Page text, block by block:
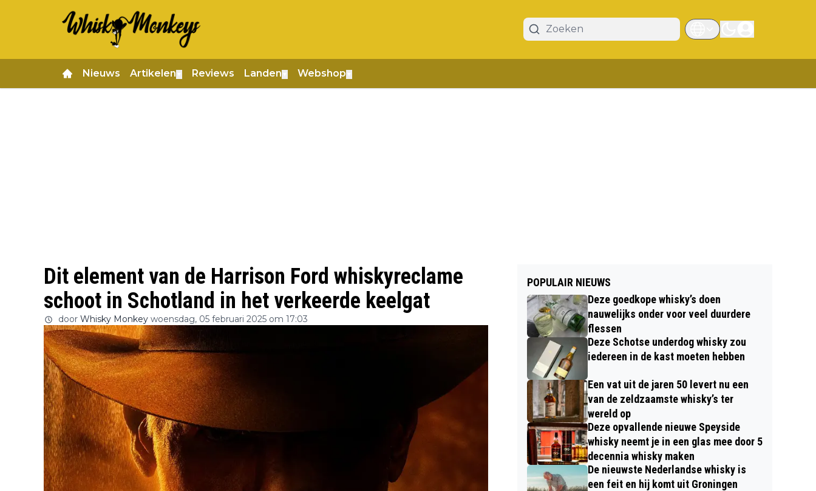
Nieuws Artikelen Reviews Landen Webshop
Dit element van de Harrison Ford whiskyreclame
schoot in Schotland in het verkeerde keelgat
door Whisky Monkey woensdag, 05 februari 2025 om 17:03
POPULAIR NIEUWS
Deze goedkope whisky’s doen
nauwelijks onder voor veel duurdere
flessen
Deze Schotse underdog whisky zou
iedereen in de kast moeten hebben
Een vat uit de jaren 50 levert nu een
van de zeldzaamste whisky’s ter
wereld op
Deze opvallende nieuwe Speyside
whisky neemt je in een glas mee door 5
decennia whisky maken
De nieuwste Nederlandse whisky is
een feit en hij komt uit Groningen